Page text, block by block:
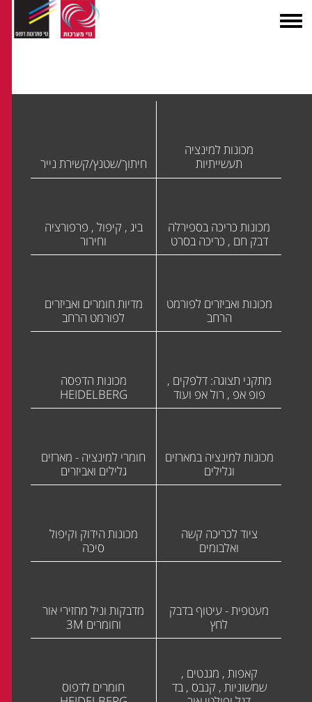
מכונות למינציה
תעשייתיות
חיתוך/שטנץ/קשירת נייר
מכונות כריכה בספירלה
דבק חם , כריכה בסרט
ביג , קיפול , פרפורציה
וחירור
מכונות ואביזרים לפורמט
הרחב
מדיות חומרים ואביזרים
לפורמט הרחב
מתקני תצוגה: דלפקים ,
פופ אפ , רול אפ ועוד
מכונות הדפסה
HEIDELBERG
מכונות למינציה במארזים
וגלילים
חומרי למינציה - מארזים
גלילים ואביזרים
ציוד לכריכה קשה
ואלבומים
מכונות הידוק וקיפול
סיכה
מעטפית - עיטוף בדבק
לחץ
מדבקות וניל מחזירי אור
וחומרים 3M
קאפות , מגנטים ,
שמשוניות , קנבס , בד
חומרים לדפוס